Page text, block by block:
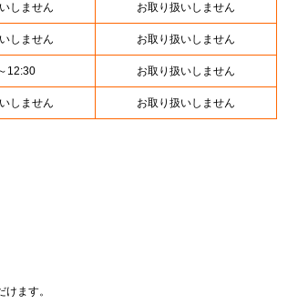
しません お取り扱いしません
しません お取り扱いしません
12:30 お取り扱いしません
しません お取り扱いしません
ます。